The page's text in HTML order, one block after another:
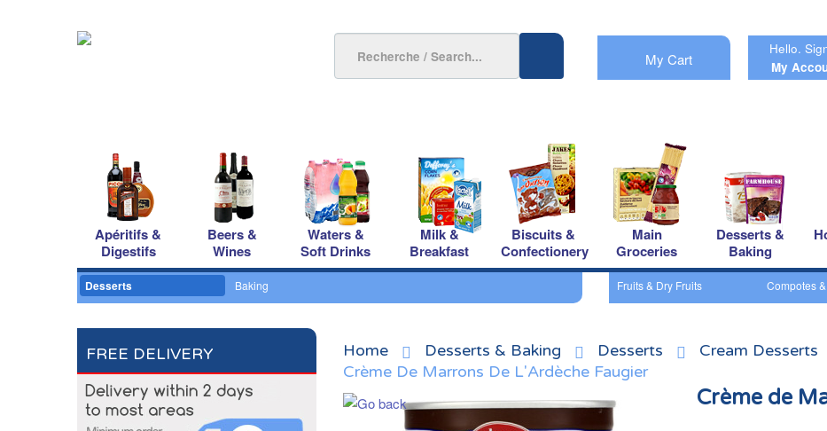
My Cart
Hello.
My
Apéritifs &
Digestifs
Beers &
Wines
Waters &
Soft Drinks
Milk &
Breakfast
Biscuits &
Confectionery
Main
Groceries
Desserts &
Baking
Desserts Baking Fruits & Dry Fruits Compotes
FREE DELIVERY Home Desserts & Baking Desserts
Cream Desserts
Crème De Marrons De L'Ardèche Faugier
Crème de